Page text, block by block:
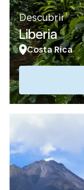
Descubrir
Liberia
Costa Rica